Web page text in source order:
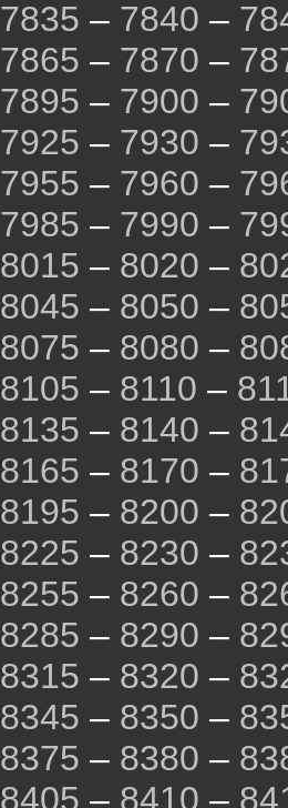
7835 – 7840 –
7865 – 7870 –
7895 – 7900 –
7925 – 7930 –
7955 – 7960 –
7985 – 7990 –
8015 – 8020 –
8045 – 8050 –
8075 – 8080 –
8105 – 8110 –
8135 – 8140 –
8165 – 8170 –
8195 – 8200 –
8225 – 8230 –
8255 – 8260 –
8285 – 8290 –
8315 – 8320 –
8345 – 8350 –
8375 – 8380 –
8405 – 8410 –